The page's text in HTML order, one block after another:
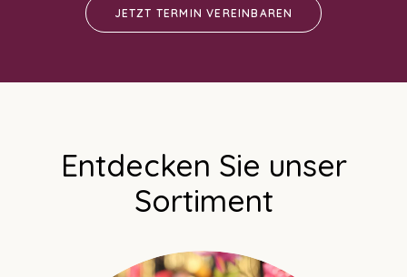
JETZT TERMIN VEREINBAREN
Entdecken Sie unser
Sortiment